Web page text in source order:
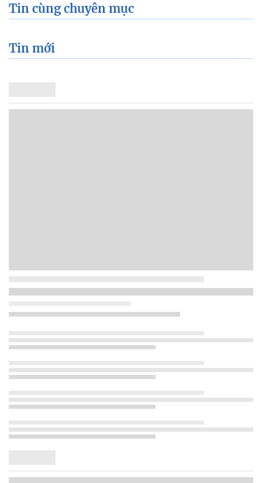
Tin cùng chuyên mục
Tin mới